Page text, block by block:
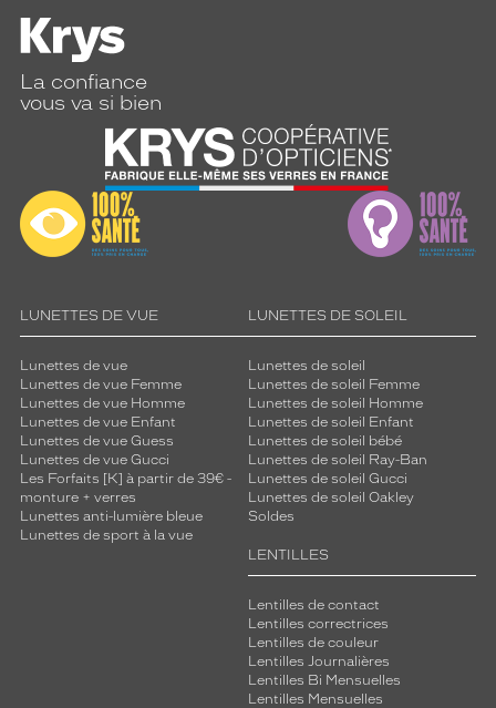
La confiance
vous va si bien
LUNETTES DE VUE
Lunettes de vue
Lunettes de vue Femme
Lunettes de vue Homme
Lunettes de vue Enfant
Lunettes de vue Guess
Lunettes de vue Gucci
Les Forfaits [K] à partir de 39€ -
monture + verres
Lunettes anti-lumière bleue
Lunettes de sport à la vue
LUNETTES DE SOLEIL
Lunettes de soleil
Lunettes de soleil Femme
Lunettes de soleil Homme
Lunettes de soleil Enfant
Lunettes de soleil bébé
Lunettes de soleil Ray-Ban
Lunettes de soleil Gucci
Lunettes de soleil Oakley
Soldes
LENTILLES
Lentilles de contact
Lentilles correctrices
Lentilles de couleur
Lentilles Journalières
Lentilles Bi Mensuelles
Lentilles Mensuelles